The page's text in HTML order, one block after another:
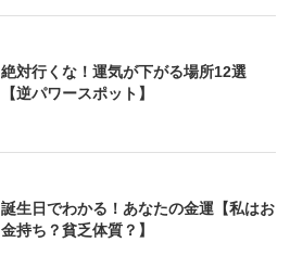
絶対行くな！運気が下がる場所12選
【逆パワースポット】
誕生日でわかる！あなたの金運【私はお
金持ち？貧乏体質？】